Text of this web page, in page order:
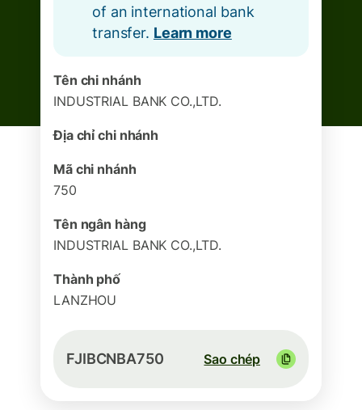
of an international bank
transfer. Learn more
Tên chi nhánh
INDUSTRIAL BANK CO.,LTD.
Địa chỉ chi nhánh
Mã chi nhánh
750
Tên ngân hàng
INDUSTRIAL BANK CO.,LTD.
Thành phố
LANZHOU
FJIBCNBA750 Sao chép